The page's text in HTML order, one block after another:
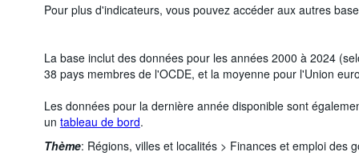
Pour plus d'indicateurs, vous pouvez accéder aux autres
La base inclut des données pour les années 2000 à 2024
38 pays membres de l'OCDE, et la moyenne pour l'Union
Les données pour la dernière année disponible sont
un tableau de bord.
Thème: Régions, villes et localités > Finances et emploi des